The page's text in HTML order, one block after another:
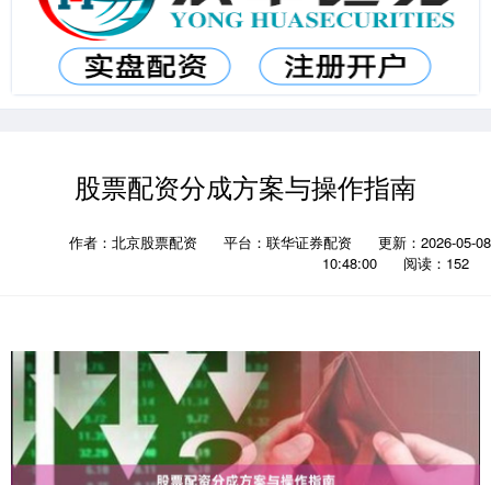
股票配资分成方案与操作指南
作者：北京股票配资 平台：联华证券配资
更新：2026-05-08
10:48:00
阅读：152